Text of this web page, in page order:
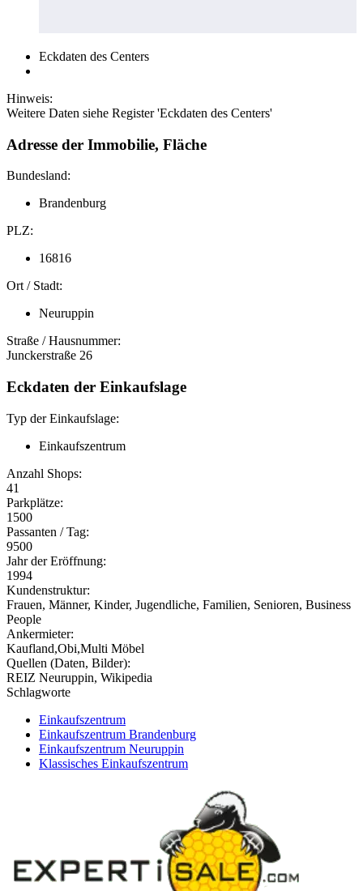
Eckdaten des Centers
Hinweis:
Weitere Daten siehe Register 'Eckdaten des Centers'
Adresse der Immobilie, Fläche
Bundesland:
Brandenburg
PLZ:
16816
Ort / Stadt:
Neuruppin
Straße / Hausnummer:
Junckerstraße 26
Eckdaten der Einkaufslage
Typ der Einkaufslage:
Einkaufszentrum
Anzahl Shops:
41
Parkplätze:
1500
Passanten / Tag:
9500
Jahr der Eröffnung:
1994
Kundenstruktur:
Frauen, Männer, Kinder, Jugendliche, Familien, Senioren, Business
People
Ankermieter:
Kaufland,Obi,Multi Möbel
Quellen (Daten, Bilder):
REIZ Neuruppin, Wikipedia
Schlagworte
Einkaufszentrum
Einkaufszentrum Brandenburg
Einkaufszentrum Neuruppin
Klassisches Einkaufszentrum